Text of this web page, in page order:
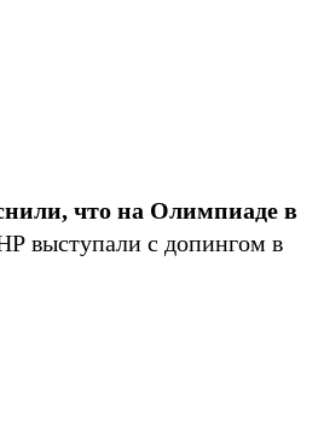
что на Олимпиаде в
выступали с допингом в